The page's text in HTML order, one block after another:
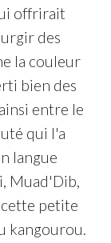
offrirait
des
la couleur
bien des
entre le
qui l'a
langue
Muad'Dib,
petite
kangourou.